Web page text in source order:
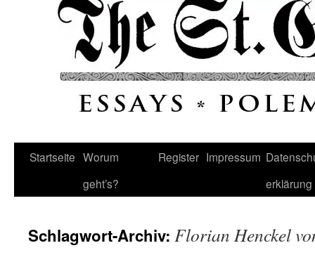
Startseite Worum
geht’s?
Register Impressum
erklärung
Schlagwort-Archiv: Florian Henckel